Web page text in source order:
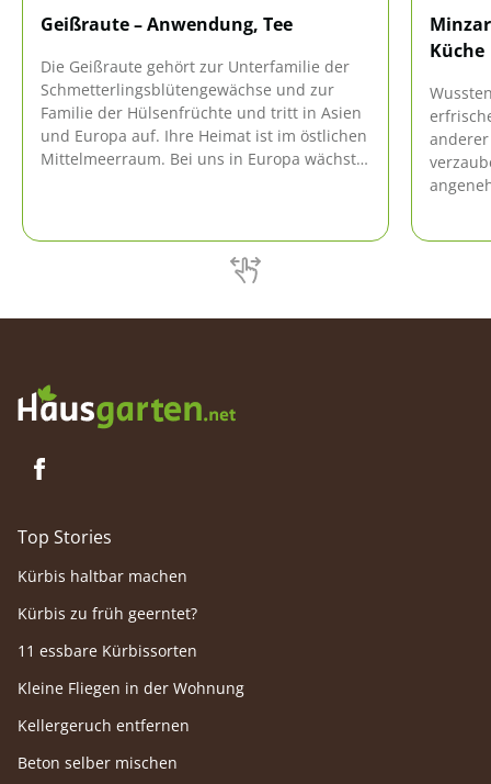
Geißraute – Anwendung, Tee
Die Geißraute gehört zur Unterfamilie der
Schmetterlingsblütengewächse und zur
Familie der Hülsenfrüchte und tritt in Asien
und Europa auf. Ihre Heimat ist im östlichen
Mittelmeerraum. Bei uns in Europa wächst
Küche
Top Stories
Kürbis haltbar machen
Kürbis zu früh geerntet?
11 essbare Kürbissorten
Kleine Fliegen in der Wohnung
Kellergeruch entfernen
Beton selber mischen